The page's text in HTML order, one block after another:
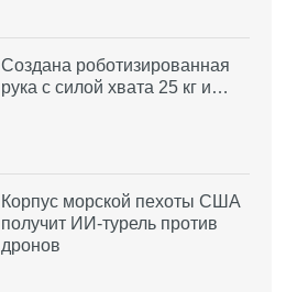
Создана роботизированная
рука с силой хвата 25 кг и…
Корпус морской пехоты США
получит ИИ-турель против
дронов